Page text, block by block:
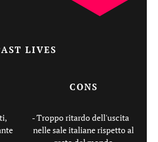
LIVES
CONS
Troppo ritardo dell'uscita
nelle sale italiane rispetto al